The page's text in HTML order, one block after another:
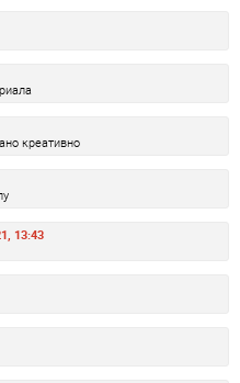
креативно
13:43